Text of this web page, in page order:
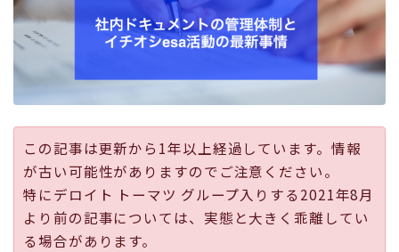
リモートワーク
採用
公式ページ
この記事は更新から1年以上経過しています。情報
が古い可能性がありますのでご注意ください。
特にデロイト トーマツ グループ入りする2021年8月
より前の記事については、実態と大きく乖離してい
る場合があります。